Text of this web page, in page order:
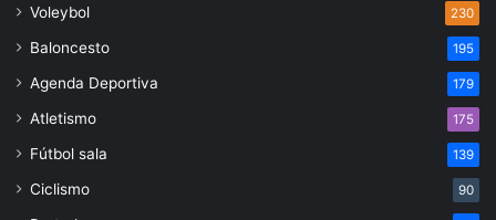
Voleybol 230
Baloncesto 195
Agenda Deportiva 179
Atletismo 175
Fútbol sala 139
Ciclismo 90